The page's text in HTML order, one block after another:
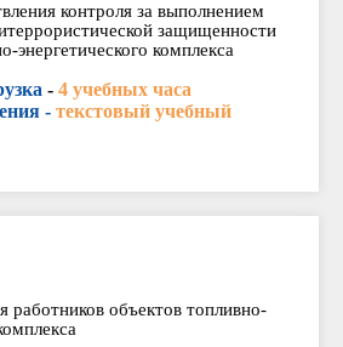
контроля за выполнением
защищенности
энергетического комплекса
- 4 учебных часа
- текстовый учебный
работников объектов топливно-